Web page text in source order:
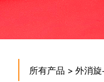
所有产品 > 外消